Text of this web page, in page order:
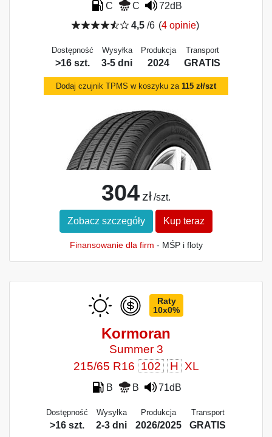
C C
72dB
4,5/6 (4 opinie)
Dostępność
>16 szt.
Wysyłka
3-5 dni
Produkcja
2024
Transport
GRATIS
Dodaj czujnik TPMS w koszyku za 115 zł/szt
304 zł /szt.
Zobacz szczegóły Kup teraz
Finansowanie dla firm - MŚP i floty
Raty
10x0%
Kormoran
Summer 3
215/65 R16 102 H XL
B B 71dB
Dostępność
>16 szt.
Wysyłka
2-3 dni
Produkcja
2026/2025
Transport
GRATIS